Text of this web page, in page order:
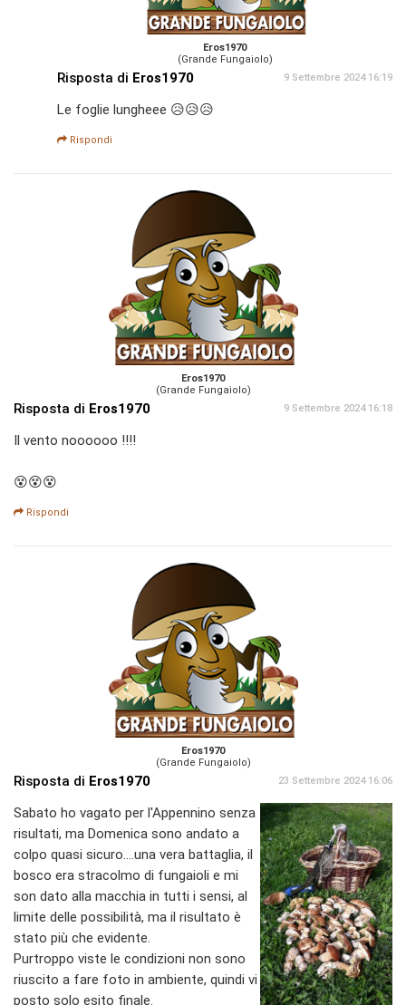
Eros1970
(Grande Fungaiolo)
Risposta di Eros1970 9 Settembre 2024 16:19
Le foglie lungheee 😥😥😥
Rispondi
Eros1970
(Grande Fungaiolo)
Risposta di Eros1970 9 Settembre 2024 16:18
Il vento noooooo !!!!
😵😵😵
Rispondi
Eros1970
(Grande Fungaiolo)
Risposta di Eros1970 23 Settembre 2024 16:06
Sabato ho vagato per l'Appennino senza
risultati, ma Domenica sono andato a
colpo quasi sicuro....una vera battaglia, il
bosco era stracolmo di fungaioli e mi
son dato alla macchia in tutti i sensi, al
limite delle possibilità, ma il risultato è
stato più che evidente.
Purtroppo viste le condizioni non sono
riuscito a fare foto in ambiente, quindi vi
posto solo esito finale.